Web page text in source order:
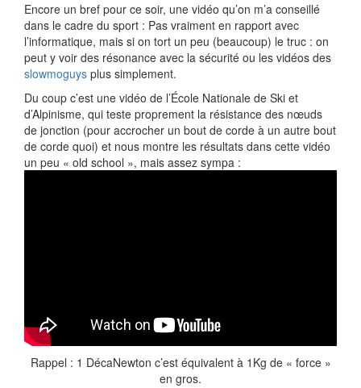
Encore un bref pour ce soir, une vidéo qu’on m’a conseillé
dans le cadre du sport : Pas vraiment en rapport avec
l’informatique, mais si on tort un peu (beaucoup) le truc : on
peut y voir des résonance avec la sécurité ou les vidéos des
slowmoguys plus simplement.
Du coup c’est une vidéo de l’École Nationale de Ski et
d’Alpinisme, qui teste proprement la résistance des nœuds
de jonction (pour accrocher un bout de corde à un autre bout
de corde quoi) et nous montre les résultats dans cette vidéo
un peu « old school », mais assez sympa :
Rappel : 1 DécaNewton c’est équivalent à 1Kg de « force »
en gros.